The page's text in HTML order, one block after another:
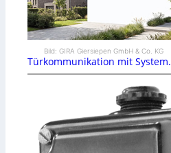
Bild: GIRA Giersiepen GmbH & Co. KG
Türkommunikation mit System.